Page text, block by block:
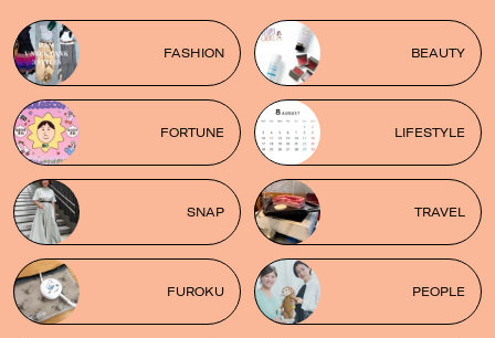
FASHION BEAUTY
FORTUNE LIFESTYLE
SNAP TRAVEL
FUROKU PEOPLE